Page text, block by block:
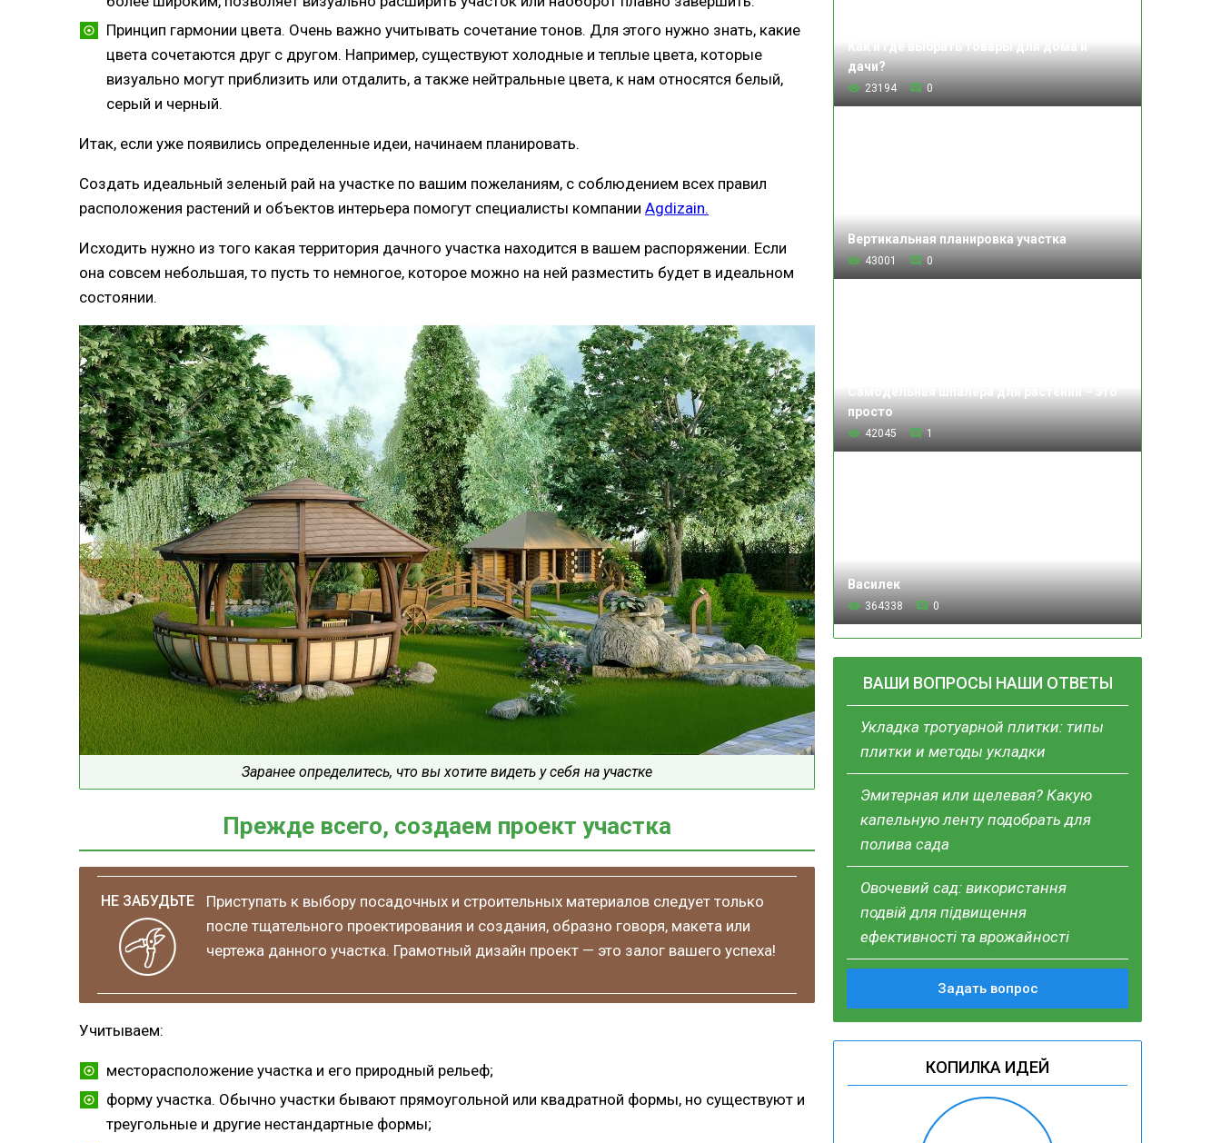
дачи?
23194 0
Вертикальная планировка участка
43001 0
просто
42045 1
Василек
364338 0
ВАШИ ВОПРОСЫ НАШИ ОТВЕТЫ
Укладка тротуарной плитки: типы
плитки и методы укладки
Эмитерная или щелевая? Какую
капельную ленту подобрать для
полива сада
Овочевий сад: використання
подвій для підвищення
ефективності та врожайності
Задать вопрос
КОПИЛКА ИДЕЙ
Современный ландшафтный дизайн загородного
дома
Принцип гармонии цвета. Очень важно учитывать сочетание тонов. Для этого нужно знать, какие
цвета сочетаются друг с другом. Например, существуют холодные и теплые цвета, которые
визуально могут приблизить или отдалить, а также нейтральные цвета, к нам относятся белый,
серый и черный.
Итак, если уже появились определенные идеи, начинаем планировать.
Создать идеальный зеленый рай на участке по вашим пожеланиям, с соблюдением всех правил
расположения растений и объектов интерьера помогут специалисты компании Agdizain.
Исходить нужно из того какая территория дачного участка находится в вашем распоряжении. Если
она совсем небольшая, то пусть то немногое, которое можно на ней разместить будет в идеальном
состоянии.
Заранее определитесь, что вы хотите видеть у себя на участке
Прежде всего, создаем проект участка
Приступать к выбору посадочных и строительных материалов следует только
после тщательного проектирования и создания, образно говоря, макета или
чертежа данного участка. Грамотный дизайн проект — это залог вашего успеха!
Учитываем:
месторасположение участка и его природный рельеф;
форму участка. Обычно участки бывают прямоугольной или квадратной формы, но существуют и
треугольные и другие нестандартные формы;